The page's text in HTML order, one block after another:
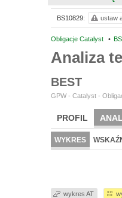
Obligacje Catalyst •
Analiza
BEST
GPW - Catalyst -
PROFIL
WYKRES
wykres AT
BS10829: ustaw